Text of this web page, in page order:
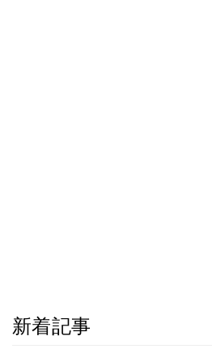
新着記事